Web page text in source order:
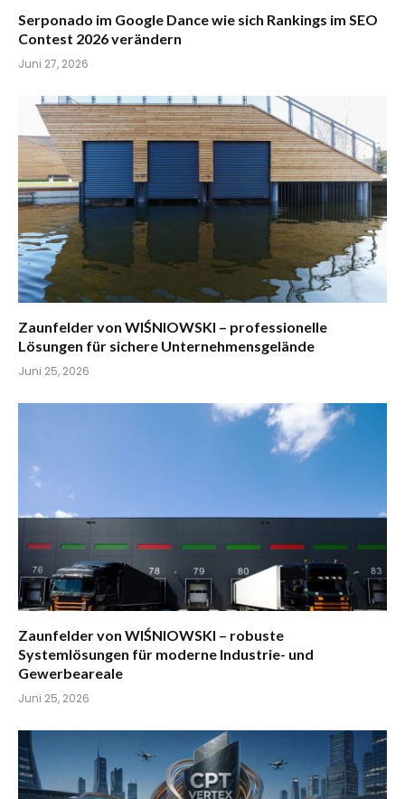
Serponado im Google Dance wie sich Rankings im SEO
Contest 2026 verändern
Juni 27, 2026
Zaunfelder von WIŚNIOWSKI – professionelle
Lösungen für sichere Unternehmensgelände
Juni 25, 2026
Zaunfelder von WIŚNIOWSKI – robuste
Systemlösungen für moderne Industrie- und
Gewerbeareale
Juni 25, 2026